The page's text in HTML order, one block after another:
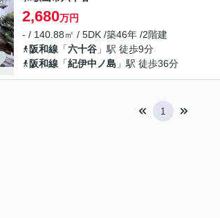
2,680万円
- / 140.88㎡ / 5DK /築46年 /2階建
阪和線 「六十谷 」駅 徒歩9分
阪和線 「紀伊中ノ島 」駅 徒歩36分
1